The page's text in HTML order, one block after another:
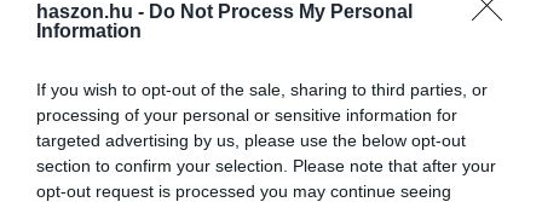
haszon.hu - Do Not Process My Personal
Information
If you wish to opt-out of the sale, sharing to third parties, or
processing of your personal or sensitive information for
targeted advertising by us, please use the below opt-out
section to confirm your selection. Please note that after your
opt-out request is processed you may continue seeing